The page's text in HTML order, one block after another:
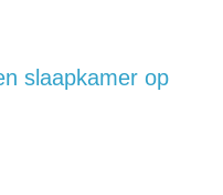
slaapkamer op